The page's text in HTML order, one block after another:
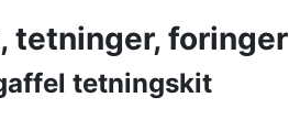
tetninger, foringer
tetningskit